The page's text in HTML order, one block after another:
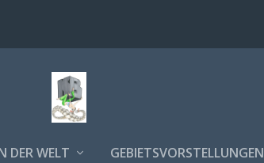
DER WELT GEBIETSVORSTELLUNGEN